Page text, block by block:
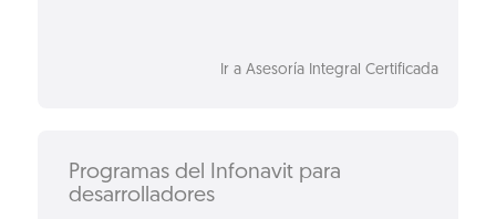
Ir a Asesoría Integral Certificada
Programas del Infonavit para
desarrolladores